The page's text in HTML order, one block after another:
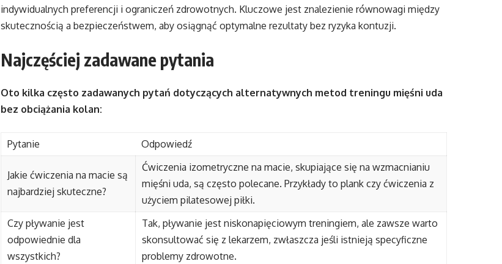
indywidualnych preferencji i ograniczeń zdrowotnych. Kluczowe jest znalezienie równowagi między
skutecznością a bezpieczeństwem, aby osiągnąć optymalne rezultaty bez ryzyka kontuzji.
Najczęściej zadawane pytania
Oto kilka często zadawanych pytań dotyczących alternatywnych metod treningu mięśni uda
bez obciążania kolan:
Pytanie Odpowiedź
Jakie ćwiczenia na macie są
najbardziej skuteczne?
Ćwiczenia izometryczne na macie, skupiające się na wzmacnianiu
mięśni uda, są często polecane. Przykłady to plank czy ćwiczenia z
użyciem pilatesowej piłki.
Czy pływanie jest
odpowiednie dla
wszystkich?
Tak, pływanie jest niskonapięciowym treningiem, ale zawsze warto
skonsultować się z lekarzem, zwłaszcza jeśli istnieją specyficzne
problemy zdrowotne.